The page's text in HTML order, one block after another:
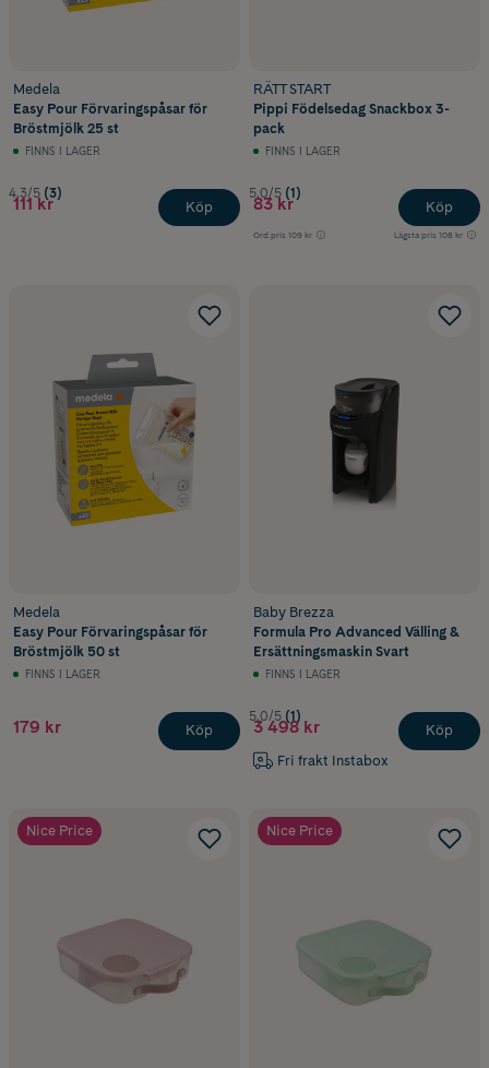
Medela
Easy Pour Förvaringspåsar för
Bröstmjölk 25 st
FINNS I LAGER
4.3/5 (3)
111 kr Köp
RÄTT START
Pippi Födelsedag Snackbox 3-
pack
FINNS I LAGER
5.0/5 (1)
83 kr
Ord.pris 109 kr Lägsta pris 108 kr
Köp
Medela
Easy Pour Förvaringspåsar för
Bröstmjölk 50 st
FINNS I LAGER
179 kr Köp
Baby Brezza
Formula Pro Advanced Välling &
Ersättningsmaskin Svart
FINNS I LAGER
5.0/5 (1)
3 498 kr
Fri frakt Instabox
Köp
Nice Price Nice Price